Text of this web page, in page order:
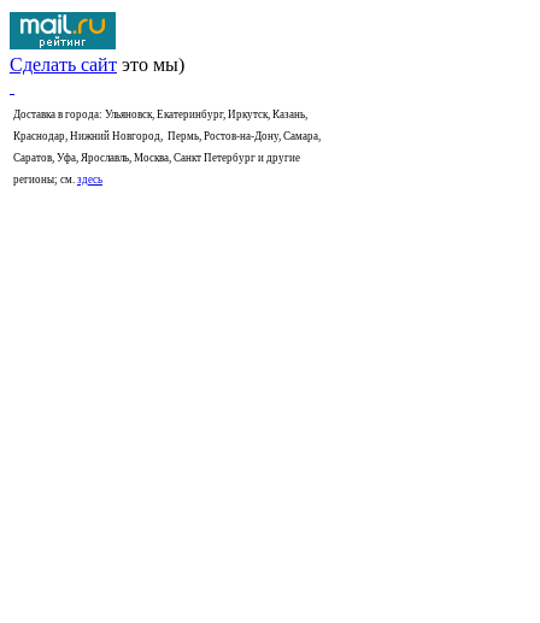
Сделать сайт это мы)
Доставка в города: Ульяновск, Екатеринбург, Иркутск, Казань,
Краснодар, Нижний Новгород, Пермь, Ростов-на-Дону, Самара,
Саратов, Уфа, Ярославль, Москва, Санкт Петербург и другие
регионы; см. здесь